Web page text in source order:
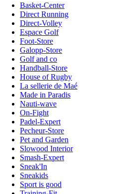
Basket-Center
Direct Running
Direct-Volley
Espace Golf
Foot-Store
Galopp-Store
Golf and co
Handball-Store
House of Rugby
La sellerie de Maé
Made in Paradis
Nauti-wave
On-Fight
Padel-Expert
Pecheur-Store
Pet and Garden
Slowood Interior
Smash-Expert
Sneak'In
Sneakids
Sport is good